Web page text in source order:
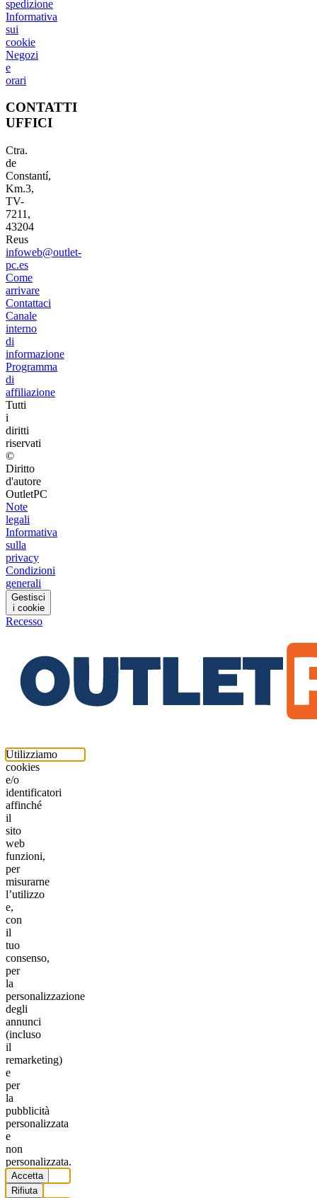
spedizione
Informativa
sui
cookie
Negozi
e
orari
CONTATTI
UFFICI
Ctra.
de
Constantí,
Km.3,
TV-
7211,
43204
Reus
infoweb@outlet-
pc.es
Come
arrivare
Contattaci
Canale
interno
di
informazione
Programma
di
affiliazione
Tutti
i
diritti
riservati
©
Diritto
d'autore
OutletPC
Note
legali
Informativa
sulla
privacy
Condizioni
generali
Gestisci
i cookie
Recesso
Utilizziamo
cookies
e/o
identificatori
affinché
il
sito
web
funzioni,
per
misurarne
l’utilizzo
e,
con
il
tuo
consenso,
per
la
personalizzazione
degli
annunci
(incluso
il
remarketing)
e
per
la
pubblicità
personalizzata
e
non
personalizzata.
Accetta
Rifiuta